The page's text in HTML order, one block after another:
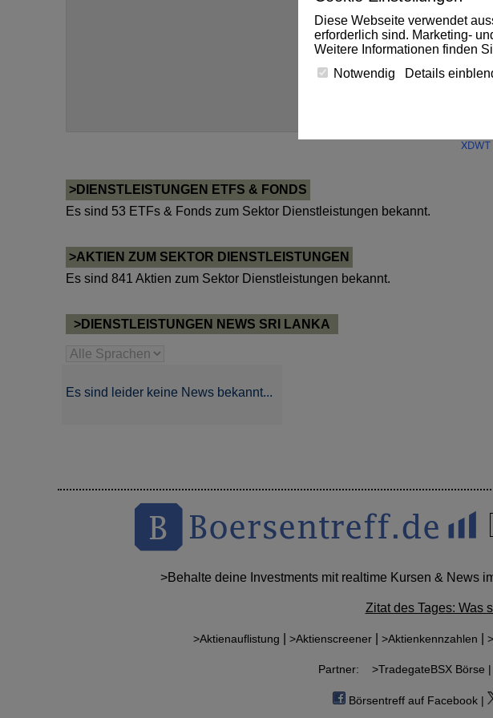
Diese Webseite verwendet
erforderlich sind. Marketing-
Weitere Informationen finden
Notwendig
Details
>DIENSTLEISTUNGEN ETFS & FONDS
Es sind 53 ETFs & Fonds zum Sektor Dienstleistungen bekannt.
>AKTIEN ZUM SEKTOR DIENSTLEISTUNGEN
Es sind 841 Aktien zum Sektor Dienstleistungen bekannt.
>DIENSTLEISTUNGEN NEWS SRI LANKA
Es sind leider keine News bekannt...
>Behalte deine Investments mit realtime Kursen & News
Zitat des Tages: Was
>Aktienauflistung >Aktienscreener| >Aktienkennzahlen
Partner: >TradegateBSX Börse |
Börsentreff auf Facebook |